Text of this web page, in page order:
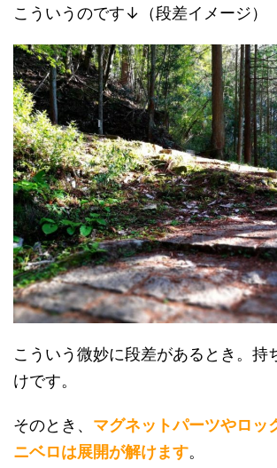
こういうのです↓（段差イメージ）
こういう微妙に段差があるとき。持
けです。
そのとき、 マグネットパーツやロッ
ニベロは展開が解けます。